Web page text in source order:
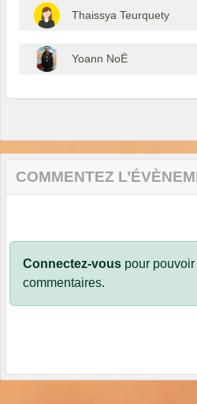
Thaissya Teurquety
Yoann NoË
COMMENTEZ
Connectez-vous pour
commentaires.